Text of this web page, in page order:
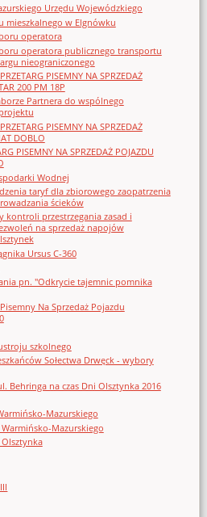
Urzędu Wojewódzkiego
mieszkalnego w Elgnówku
operatora
operatora publicznego transportu
nieograniczonego
PISEMNY NA SPRZEDAŻ
200 PM 18P
Partnera do wspólnego
PISEMNY NA SPRZEDAŻ
DOBLO
PISEMNY NA SPRZEDAŻ POJAZDU
Wodnej
taryf dla zbiorowego zaopatrzenia
ścieków
kontroli przestrzegania zasad i
na sprzedaż napojów
Ursus C-360
pn. "Odkrycie tajemnic pomnika
Na Sprzedaż Pojazdu
szkolnego
Sołectwa Drwęck - wybory
Behringa na czas Dni Olsztynka 2016
Mazurskiego
Mazurskiego